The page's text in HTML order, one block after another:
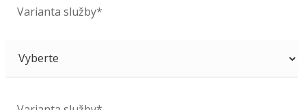
Varianta služby*